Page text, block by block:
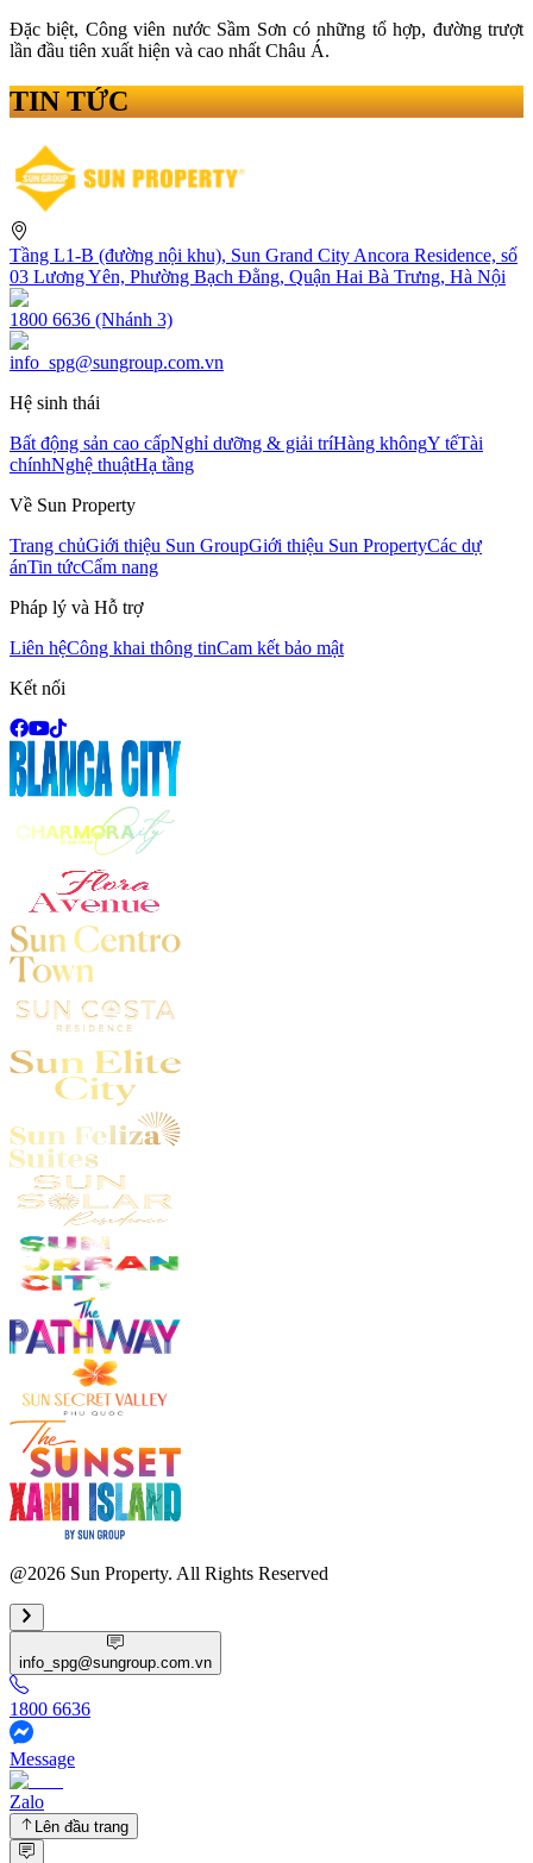
Đặc biệt, Công viên nước Sầm Sơn có những tổ hợp, đường trượt
lần đầu tiên xuất hiện và cao nhất Châu Á.
TIN TỨC
Tầng L1-B (đường nội khu), Sun Grand City Ancora Residence, số
03 Lương Yên, Phường Bạch Đằng, Quận Hai Bà Trưng, Hà Nội
1800 6636 (Nhánh 3)
info_spg@sungroup.com.vn
Hệ sinh thái
Bất động sản cao cấpNghỉ dưỡng & giải tríHàng khôngY tếTài
chínhNghệ thuậtHạ tầng
Về Sun Property
Trang chủGiới thiệu Sun GroupGiới thiệu Sun PropertyCác dự
ánTin tứcCẩm nang
Pháp lý và Hỗ trợ
Liên hệCông khai thông tinCam kết bảo mật
Kết nối
@2026 Sun Property. All Rights Reserved
info_spg@sungroup.com.vn
1800 6636
Message
Zalo
Lên đầu trang